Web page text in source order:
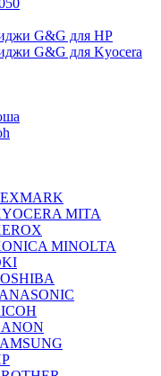
G&G для HP
G&G для Kyocera
MITA
MINOLTA